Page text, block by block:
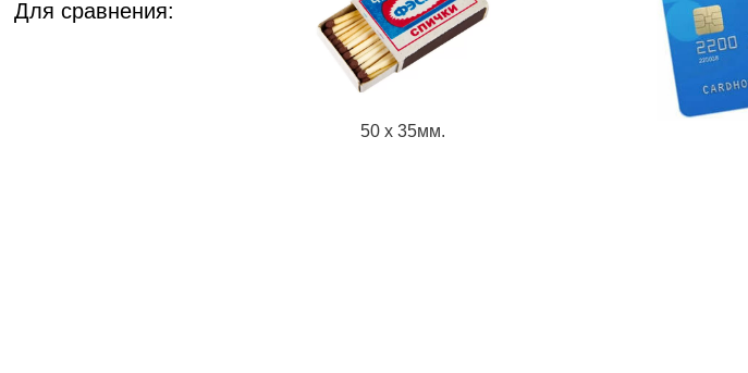
Для сравнения:
50 х 35мм.